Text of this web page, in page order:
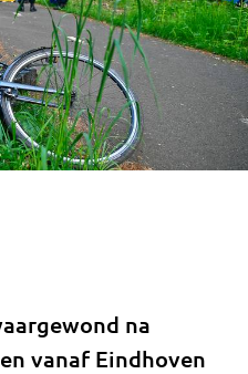
na
vanaf Eindhoven